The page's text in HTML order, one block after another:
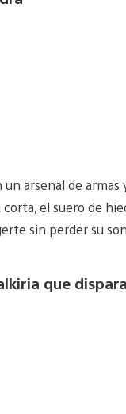
arsenal de armas
el suero de
sin perder su
que